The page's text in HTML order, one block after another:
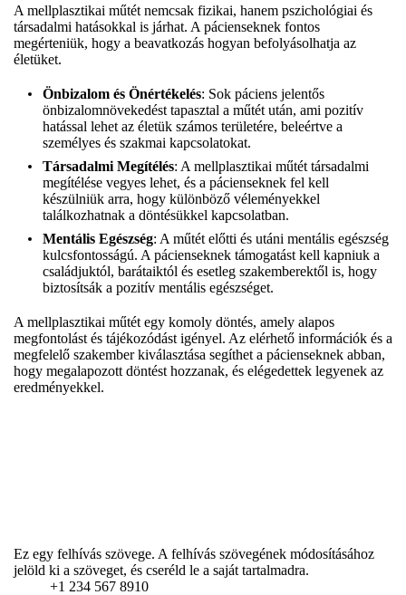
A mellplasztikai műtét nemcsak fizikai, hanem pszichológiai és
társadalmi hatásokkal is járhat. A pácienseknek fontos
megérteniük, hogy a beavatkozás hogyan befolyásolhatja az
életüket.
Önbizalom és Önértékelés: Sok páciens jelentős
önbizalomnövekedést tapasztal a műtét után, ami pozitív
hatással lehet az életük számos területére, beleértve a
személyes és szakmai kapcsolatokat.
Társadalmi Megítélés: A mellplasztikai műtét társadalmi
megítélése vegyes lehet, és a pácienseknek fel kell
készülniük arra, hogy különböző véleményekkel
találkozhatnak a döntésükkel kapcsolatban.
Mentális Egészség: A műtét előtti és utáni mentális egészség
kulcsfontosságú. A pácienseknek támogatást kell kapniuk a
családjuktól, barátaiktól és esetleg szakemberektől is, hogy
biztosítsák a pozitív mentális egészséget.
A mellplasztikai műtét egy komoly döntés, amely alapos
megfontolást és tájékozódást igényel. Az elérhető információk és a
megfelelő szakember kiválasztása segíthet a pácienseknek abban,
hogy megalapozott döntést hozzanak, és elégedettek legyenek az
eredményekkel.
Ez egy felhívás szövege. A felhívás szövegének módosításához
jelöld ki a szöveget, és cseréld le a saját tartalmadra.
+1 234 567 8910